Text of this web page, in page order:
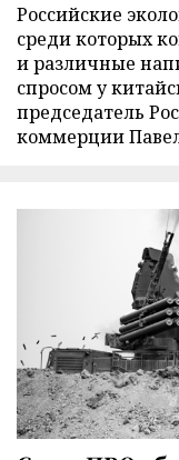
Российские
среди которых
и различные
спросом у
председатель
коммерции